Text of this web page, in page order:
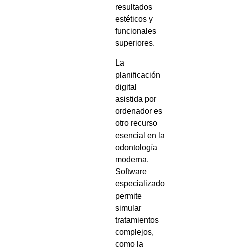
resultados
estéticos y
funcionales
superiores.
La
planificación
digital
asistida por
ordenador es
otro recurso
esencial en la
odontología
moderna.
Software
especializado
permite
simular
tratamientos
complejos,
como la